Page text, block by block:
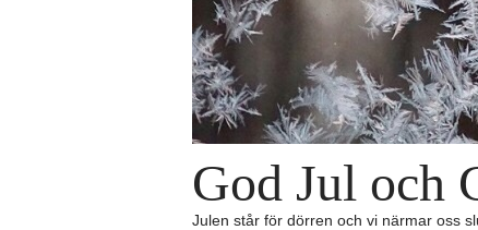
God Jul och
Julen står för dörren och vi närmar oss